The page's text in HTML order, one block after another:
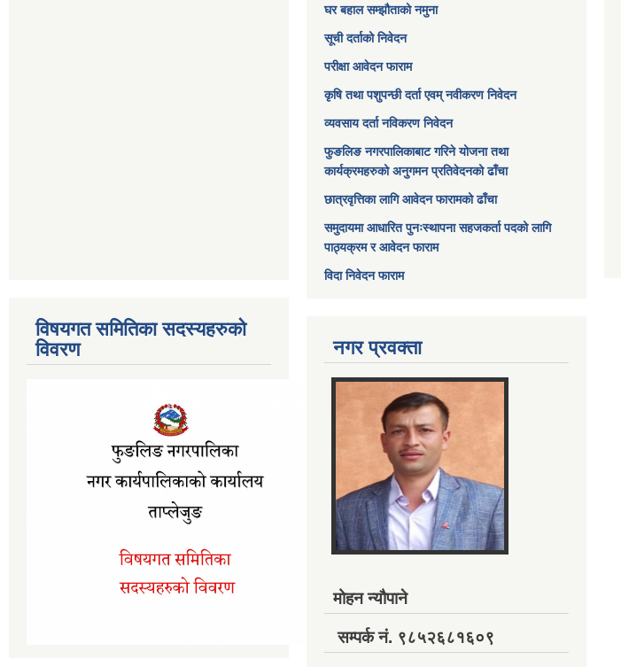
विषयगत समितिका सदस्यहरुको
विवरण
घर बहाल सम्झौताको नमुना
सूची दर्ताको निवेदन
परीक्षा आवेदन फाराम
कृषि तथा पशुपन्छी दर्ता एवम् नवीकरण निवेदन
व्यवसाय दर्ता नविकरण निवेदन
फुङलिङ नगरपालिकाबाट गरिने योजना तथा
कार्यक्रमहरुको अनुगमन प्रतिवेदनको ढाँचा
छात्रवृत्तिका लागि आवेदन फारामको ढाँचा
समुदायमा आधारित पुनःस्थापना सहजकर्ता पदको लागि
पाठ्यक्रम र आवेदन फाराम
विदा निवेदन फाराम
नगर प्रवक्ता
मोहन न्यौपाने
सम्पर्क नं. ९८५२६८१६०९